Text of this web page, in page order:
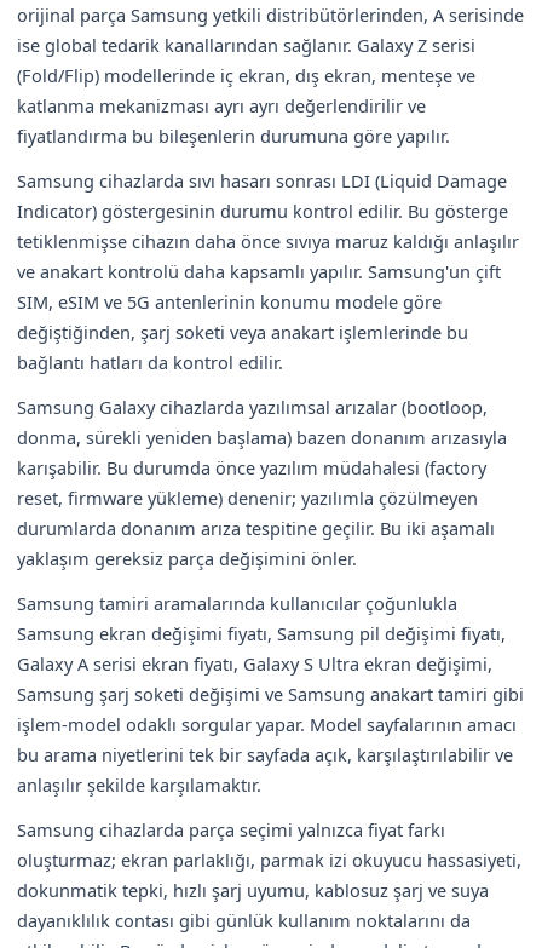
orijinal parça Samsung yetkili distribütörlerinden, A serisinde
ise global tedarik kanallarından sağlanır. Galaxy Z serisi
(Fold/Flip) modellerinde iç ekran, dış ekran, menteşe ve
katlanma mekanizması ayrı ayrı değerlendirilir ve
fiyatlandırma bu bileşenlerin durumuna göre yapılır.
Samsung cihazlarda sıvı hasarı sonrası LDI (Liquid Damage
Indicator) göstergesinin durumu kontrol edilir. Bu gösterge
tetiklenmişse cihazın daha önce sıvıya maruz kaldığı anlaşılır
ve anakart kontrolü daha kapsamlı yapılır. Samsung'un çift
SIM, eSIM ve 5G antenlerinin konumu modele göre
değiştiğinden, şarj soketi veya anakart işlemlerinde bu
bağlantı hatları da kontrol edilir.
Samsung Galaxy cihazlarda yazılımsal arızalar (bootloop,
donma, sürekli yeniden başlama) bazen donanım arızasıyla
karışabilir. Bu durumda önce yazılım müdahalesi (factory
reset, firmware yükleme) denenir; yazılımla çözülmeyen
durumlarda donanım arıza tespitine geçilir. Bu iki aşamalı
yaklaşım gereksiz parça değişimini önler.
Samsung tamiri aramalarında kullanıcılar çoğunlukla
Samsung ekran değişimi fiyatı, Samsung pil değişimi fiyatı,
Galaxy A serisi ekran fiyatı, Galaxy S Ultra ekran değişimi,
Samsung şarj soketi değişimi ve Samsung anakart tamiri gibi
işlem-model odaklı sorgular yapar. Model sayfalarının amacı
bu arama niyetlerini tek bir sayfada açık, karşılaştırılabilir ve
anlaşılır şekilde karşılamaktır.
Samsung cihazlarda parça seçimi yalnızca fiyat farkı
oluşturmaz; ekran parlaklığı, parmak izi okuyucu hassasiyeti,
dokunmatik tepki, hızlı şarj uyumu, kablosuz şarj ve suya
dayanıklılık contası gibi günlük kullanım noktalarını da